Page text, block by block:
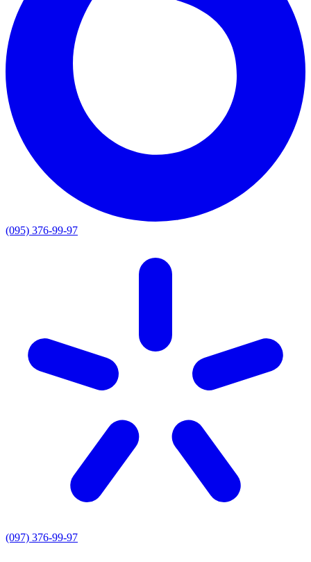
(095) 376-99-97
(097) 376-99-97